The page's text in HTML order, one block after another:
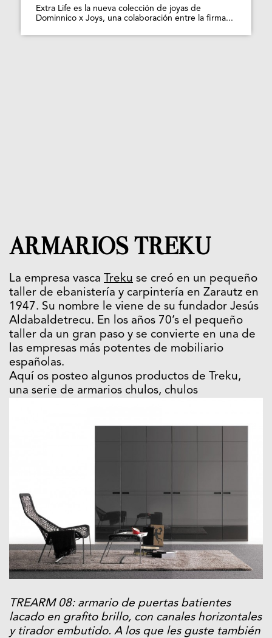
Extra Life es la nueva colección de joyas de
Dominnico x Joys, una colaboración entre la firma...
ARMARIOS TREKU
La empresa vasca Treku se creó en un pequeño
taller de ebanistería y carpintería en Zarautz en
1947. Su nombre le viene de su fundador Jesús
Aldabaldetrecu. En los años 70’s el pequeño
taller da un gran paso y se convierte en una de
las empresas más potentes de mobiliario
españolas.
Aquí os posteo algunos productos de Treku,
una serie de armarios chulos, chulos
TREARM 08: armario de puertas batientes
lacado en grafito brillo, con canales horizontales
y tirador embutido. A los que les guste también